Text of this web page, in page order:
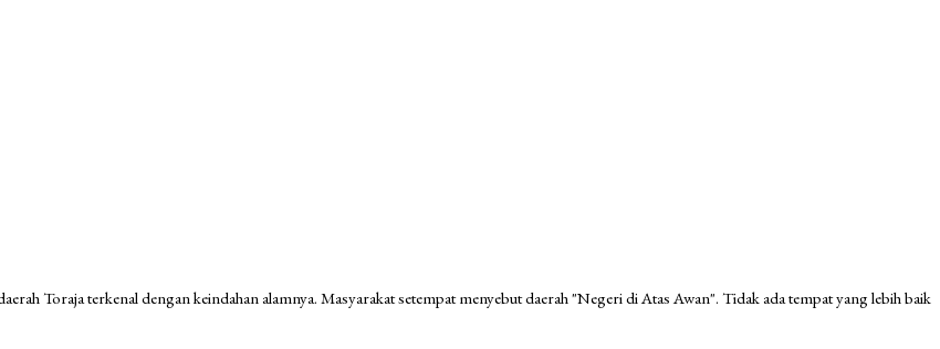
Toraja terkenal dengan keindahan alamnya. Masyarakat setempat menyebut daerah "Negeri di Atas Awan". Tidak ada tempat yang lebih baik